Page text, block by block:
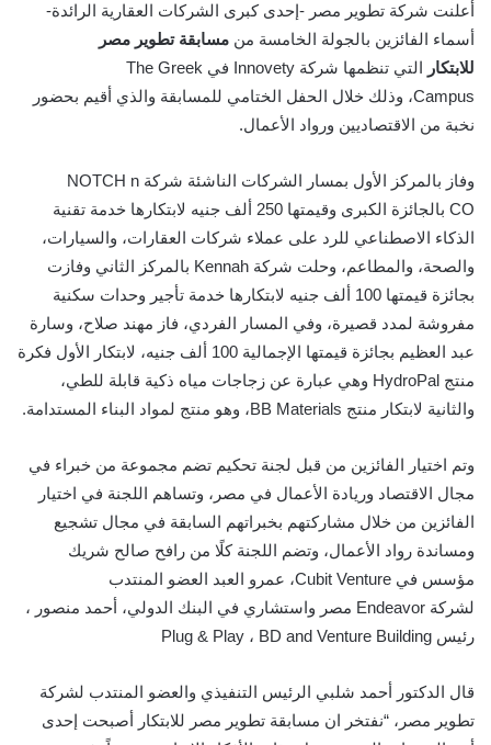
أعلنت شركة تطوير مصر -إحدى كبرى الشركات العقارية الرائدة-
أسماء الفائزين بالجولة الخامسة من مسابقة تطوير مصر
للابتكار التي تنظمها شركة Innovety في The Greek
Campus، وذلك خلال الحفل الختامي للمسابقة والذي أقيم بحضور
نخبة من الاقتصاديين ورواد الأعمال.
وفاز بالمركز الأول بمسار الشركات الناشئة شركة NOTCH n
CO
بالجائزة الكبرى وقيمتها 250 ألف جنيه لابتكارها خدمة تقنية
الذكاء الاصطناعي للرد على عملاء شركات العقارات، والسيارات،
والصحة، والمطاعم، وحلت شركة Kennah بالمركز الثاني وفازت
بجائزة قيمتها 100 ألف جنيه لابتكارها خدمة تأجير وحدات سكنية
مفروشة لمدد قصيرة، وفي المسار الفردي، فاز مهند صلاح، وسارة
عبد العظيم بجائزة قيمتها الإجمالية 100 ألف جنيه، لابتكار الأول فكرة
منتج HydroPal وهي عبارة عن زجاجات مياه ذكية قابلة للطي،
والثانية لابتكار منتج BB Materials، وهو منتج لمواد البناء المستدامة.
وتم اختيار الفائزين من قبل لجنة تحكيم تضم مجموعة من خبراء في
مجال الاقتصاد وريادة الأعمال في مصر، وتساهم اللجنة في اختيار
الفائزين من خلال مشاركتهم بخبراتهم السابقة في مجال تشجيع
ومساندة رواد الأعمال، وتضم اللجنة كلًا من رافح صالح شريك
مؤسس في Cubit Venture، عمرو العبد العضو المنتدب
لشركة Endeavor مصر واستشاري في البنك الدولي، أحمد منصور ،
رئيس BD and Venture Building ، Plug & Play
قال الدكتور أحمد شلبي الرئيس التنفيذي والعضو المنتدب لشركة
تطوير مصر، “نفتخر ان مسابقة تطوير مصر للابتكار أصبحت إحدى